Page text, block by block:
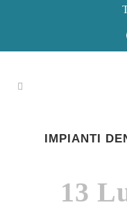
IMPIANTI
13